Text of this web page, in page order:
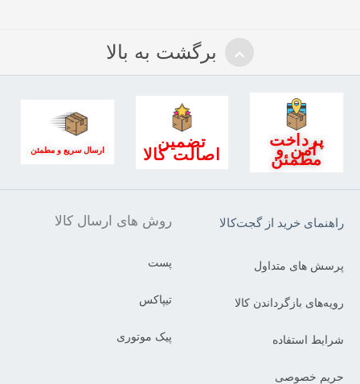
برگشت به بالا
پرداخت
امن و
مطمئن
تضمین
اصالت کالا ارسال سریع و مطمئن
راهنمای خرید از گجت‌کالا
پرسش های متداول
رویه‌های بازگرداندن کالا
شرایط استفاده
حریم خصوصی
روش های ارسال کالا
پست
تیپاکس
پیک موتوری